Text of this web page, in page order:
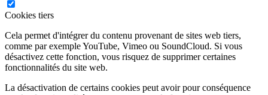
Cookies tiers
Cela permet d'intégrer du contenu provenant de sites web tiers,
comme par exemple YouTube, Vimeo ou SoundCloud. Si vous
désactivez cette fonction, vous risquez de supprimer certaines
fonctionnalités du site web.
La désactivation de certains cookies peut avoir pour conséquence